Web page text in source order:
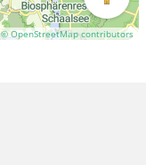
© OpenStreetMap contributors